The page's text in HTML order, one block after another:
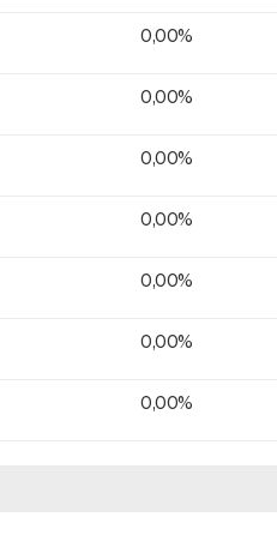
0,00%
0,00%
0,00%
0,00%
0,00%
0,00%
0,00%